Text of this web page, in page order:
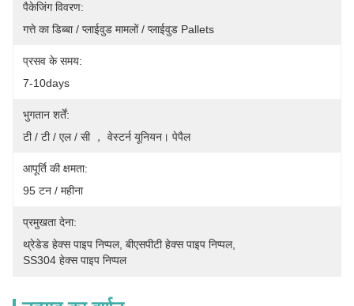
पैकेजिंग विवरण:
गत्ते का डिब्बा / प्लाईवुड मामलों / प्लाईवुड Pallets
प्रसव के समय:
7-10days
भुगतान शर्तें:
टी / टी / एल / सी ， वेस्टर्न यूनियन। पेपैल
आपूर्ति की क्षमता:
95 टन / महीना
प्रमुखता देना:
थ्रेडेड हेक्स पाइप निप्पल, बीएसपीटी हेक्स पाइप निप्पल,
SS304 हेक्स पाइप निप्पल